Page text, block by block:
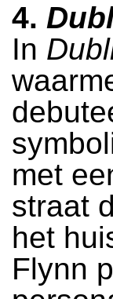
4.
In
met
straat
het
Flynn